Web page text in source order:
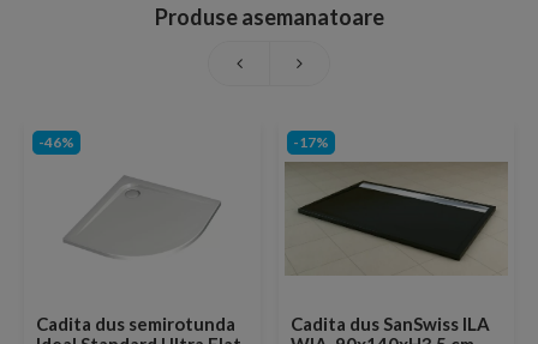
Produse asemanatoare
-46%
Cadita dus semirotunda
-17%
Cadita dus SanSwiss ILA